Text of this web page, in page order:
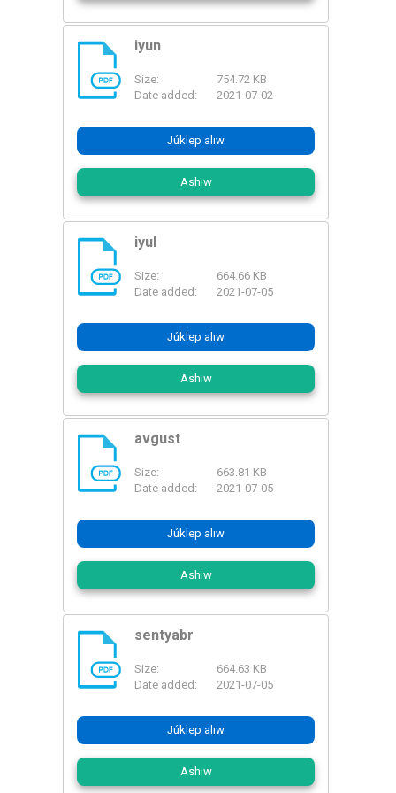
PDF
iyun
Size:
754.72 KB
Date added:
2021-07-02
Júklep alıw
Ashıw
PDF
iyul
Size:
664.66 KB
Date added:
2021-07-05
Júklep alıw
Ashıw
PDF
avgust
Size:
663.81 KB
Date added:
2021-07-05
Júklep alıw
Ashıw
PDF
sentyabr
Size:
664.63 KB
Date added:
2021-07-05
Júklep alıw
Ashıw